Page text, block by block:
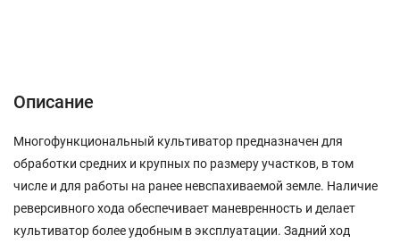
Описание
Многофункциональный культиватор предназначен для
обработки средних и крупных по размеру участков, в том
числе и для работы на ранее невспахиваемой земле. Наличие
реверсивного хода обеспечивает маневренность и делает
культиватор более удобным в эксплуатации. Задний ход